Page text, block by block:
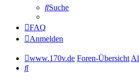
Suche
FAQ
Anmelden
www.170v.de Foren-Übersicht
Suche